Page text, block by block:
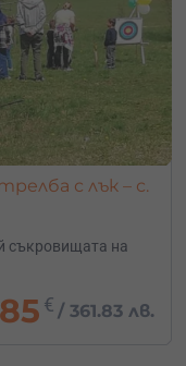
с лък – с.
съкровищата на
€ /361.83 лв.